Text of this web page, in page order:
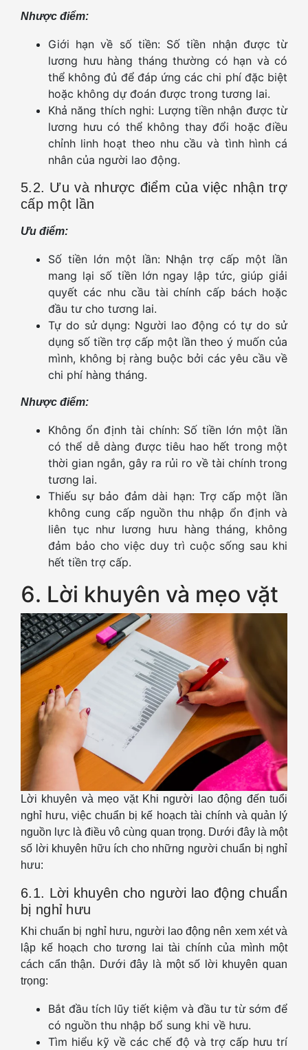
Nhược điểm:
Giới hạn về số tiền: Số tiền nhận được từ
lương hưu hàng tháng thường có hạn và có
thể không đủ để đáp ứng các chi phí đặc biệt
hoặc không dự đoán được trong tương lai.
Khả năng thích nghi: Lượng tiền nhận được từ
lương hưu có thể không thay đổi hoặc điều
chỉnh linh hoạt theo nhu cầu và tình hình cá
nhân của người lao động.
5.2. Ưu và nhược điểm của việc nhận trợ
cấp một lần
Ưu điểm:
Số tiền lớn một lần: Nhận trợ cấp một lần
mang lại số tiền lớn ngay lập tức, giúp giải
quyết các nhu cầu tài chính cấp bách hoặc
đầu tư cho tương lai.
Tự do sử dụng: Người lao động có tự do sử
dụng số tiền trợ cấp một lần theo ý muốn của
mình, không bị ràng buộc bởi các yêu cầu về
chi phí hàng tháng.
Nhược điểm:
Không ổn định tài chính: Số tiền lớn một lần
có thể dễ dàng được tiêu hao hết trong một
thời gian ngắn, gây ra rủi ro về tài chính trong
tương lai.
Thiếu sự bảo đảm dài hạn: Trợ cấp một lần
không cung cấp nguồn thu nhập ổn định và
liên tục như lương hưu hàng tháng, không
đảm bảo cho việc duy trì cuộc sống sau khi
hết tiền trợ cấp.
6. Lời khuyên và mẹo vặt
Lời khuyên và mẹo vặt Khi người lao động đến tuổi
nghỉ hưu, việc chuẩn bị kế hoạch tài chính và quản lý
nguồn lực là điều vô cùng quan trọng. Dưới đây là một
số lời khuyên hữu ích cho những người chuẩn bị nghỉ
hưu:
6.1. Lời khuyên cho người lao động chuẩn
bị nghỉ hưu
Khi chuẩn bị nghỉ hưu, người lao động nên xem xét và
lập kế hoạch cho tương lai tài chính của mình một
cách cẩn thận. Dưới đây là một số lời khuyên quan
trọng:
Bắt đầu tích lũy tiết kiệm và đầu tư từ sớm để
có nguồn thu nhập bổ sung khi về hưu.
Tìm hiểu kỹ về các chế độ và trợ cấp hưu trí